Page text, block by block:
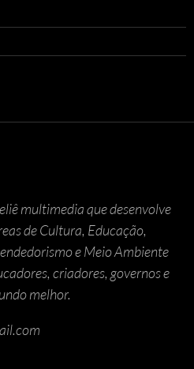
multimedia que desenvolve
de Cultura, Educação,
e Meio Ambiente
criadores, governos e
melhor.